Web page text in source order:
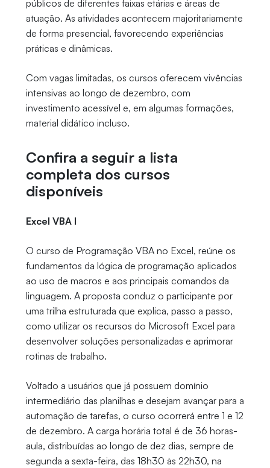
públicos de diferentes faixas etárias e áreas de
atuação. As atividades acontecem majoritariamente
de forma presencial, favorecendo experiências
práticas e dinâmicas.
Com vagas limitadas, os cursos oferecem vivências
intensivas ao longo de dezembro, com
investimento acessível e, em algumas formações,
material didático incluso.
Confira a seguir a lista
completa dos cursos
disponíveis
Excel VBA I
O curso de Programação VBA no Excel, reúne os
fundamentos da lógica de programação aplicados
ao uso de macros e aos principais comandos da
linguagem. A proposta conduz o participante por
uma trilha estruturada que explica, passo a passo,
como utilizar os recursos do Microsoft Excel para
desenvolver soluções personalizadas e aprimorar
rotinas de trabalho.
Voltado a usuários que já possuem domínio
intermediário das planilhas e desejam avançar para a
automação de tarefas, o curso ocorrerá entre 1 e 12
de dezembro. A carga horária total é de 36 horas-
aula, distribuídas ao longo de dez dias, sempre de
segunda a sexta-feira, das 18h30 às 22h30, na